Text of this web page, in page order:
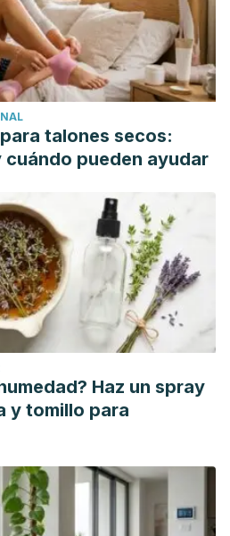
talones secos:
pueden ayudar
Haz un spray
y tomillo para